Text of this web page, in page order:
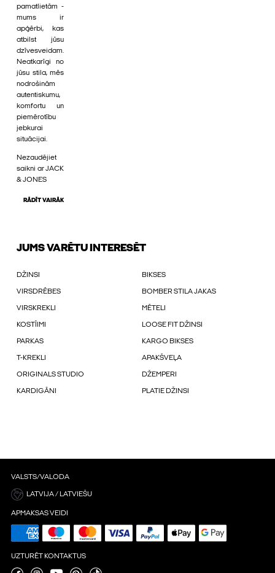
pamatlietām -
mums ir
apģērbi, kas
atbilst jūsu
dzīvesveidam.
Neatkarīgi no
jūsu stila, mēs
nodrošinām
autentiskumu,
komfortu un
piemērotību
jebkurai
situācijai.
Nezaudējiet
saikni ar JACK
& JONES
RĀDĪT VAIRĀK
JUMS VARĒTU INTERESĒT
DŽINSI BIKSES
VIRSDRĒBES BOMBER STILA JAKAS
VIRSKREKLI MĒTELI
KOSTĪIMI LOOSE FIT DŽINSI
PARKAS KARGO BIKSES
T-KREKLI APAKŠVEĻA
ORIGINALS STUDIO DŽEMPERI
KARDIGĀNI PLATIE DŽINSI
VALSTS/VALODA
LATVIJA / LATVIEŠU
APMAKSAS VEIDI
UZTURĒT KONTAKTUS